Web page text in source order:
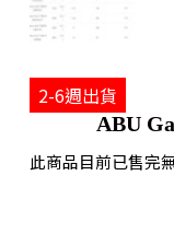
2-6週出貨
ABU
此商品目前已售完